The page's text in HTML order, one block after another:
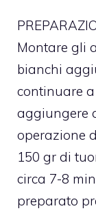
Montare gli
bianchi
continuare
aggiungere
operazione
150 gr di
circa 7-8
preparato